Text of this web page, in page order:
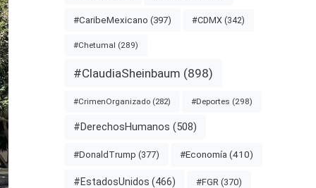
#CaribeMexicano (397) #CDMX(342)
#Chetumal (289)
#ClaudiaSheinbaum (898)
#CrimenOrganizado(282) #Deportes (298)
#DerechosHumanos (508)
#DonaldTrump (377) #Economía (410)
#EstadosUnidos (466) #FGR (370)